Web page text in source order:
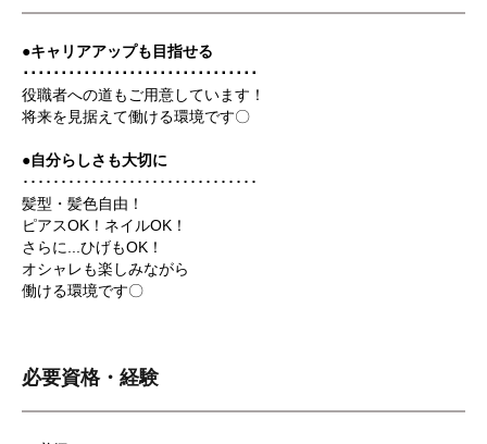
●キャリアアップも目指せる
･･･････････････････････････････
役職者への道もご用意しています！
将来を見据えて働ける環境です〇
●自分らしさも大切に
･･･････････････････････････････
髪型・髪色自由！
ピアスOK！ネイルOK！
さらに...ひげもOK！
オシャレも楽しみながら
働ける環境です〇
必要資格・経験